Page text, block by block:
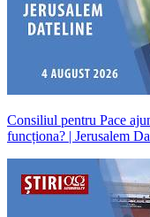
Consiliul pentru Pace
funcționa? | Jerusalem